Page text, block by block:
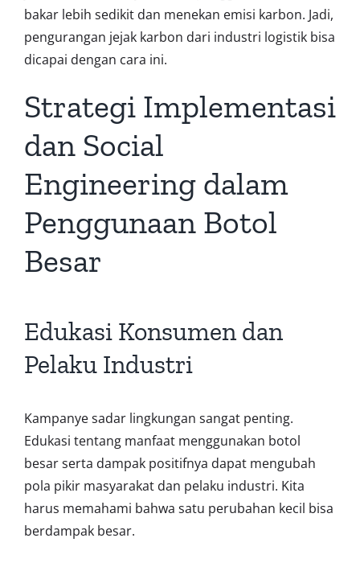
bakar lebih sedikit dan menekan emisi karbon. Jadi,
pengurangan jejak karbon dari industri logistik bisa
dicapai dengan cara ini.
Strategi Implementasi
dan Social
Engineering dalam
Penggunaan Botol
Besar
Edukasi Konsumen dan
Pelaku Industri
Kampanye sadar lingkungan sangat penting.
Edukasi tentang manfaat menggunakan botol
besar serta dampak positifnya dapat mengubah
pola pikir masyarakat dan pelaku industri. Kita
harus memahami bahwa satu perubahan kecil bisa
berdampak besar.